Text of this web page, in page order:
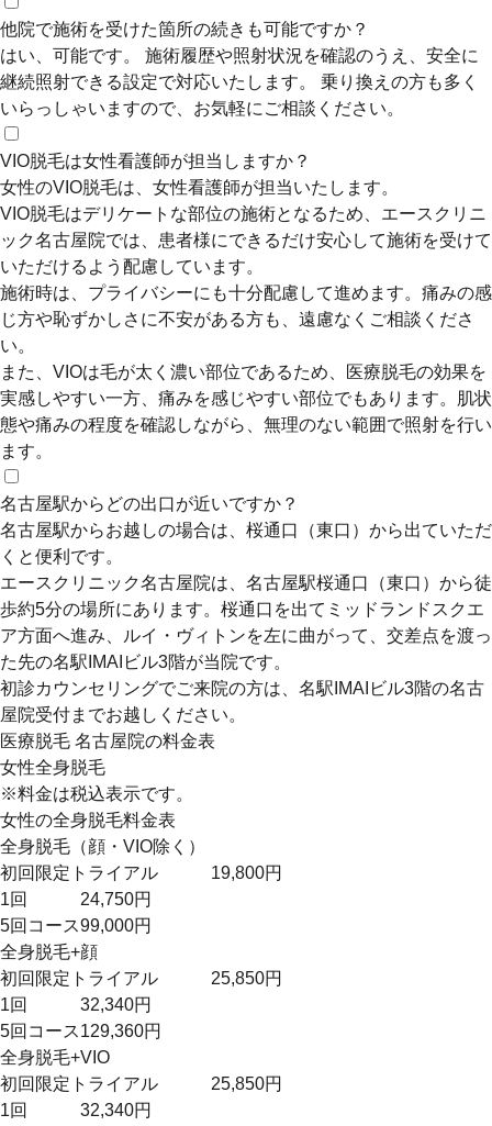
他院で施術を受けた箇所の続きも可能ですか？
はい、可能です。 施術履歴や照射状況を確認のうえ、安全に
継続照射できる設定で対応いたします。 乗り換えの方も多く
いらっしゃいますので、お気軽にご相談ください。
VIO脱毛は女性看護師が担当しますか？
女性のVIO脱毛は、女性看護師が担当いたします。
VIO脱毛はデリケートな部位の施術となるため、エースクリニ
ック名古屋院では、患者様にできるだけ安心して施術を受けて
いただけるよう配慮しています。
施術時は、プライバシーにも十分配慮して進めます。痛みの感
じ方や恥ずかしさに不安がある方も、遠慮なくご相談くださ
い。
また、VIOは毛が太く濃い部位であるため、医療脱毛の効果を
実感しやすい一方、痛みを感じやすい部位でもあります。肌状
態や痛みの程度を確認しながら、無理のない範囲で照射を行い
ます。
名古屋駅からどの出口が近いですか？
名古屋駅からお越しの場合は、桜通口（東口）から出ていただ
くと便利です。
エースクリニック名古屋院は、名古屋駅桜通口（東口）から徒
歩約5分の場所にあります。桜通口を出てミッドランドスクエ
ア方面へ進み、ルイ・ヴィトンを左に曲がって、交差点を渡っ
た先の名駅IMAIビル3階が当院です。
初診カウンセリングでご来院の方は、名駅IMAIビル3階の名古
屋院受付までお越しください。
医療脱毛 名古屋院の料金表
女性全身脱毛
※料金は税込表示です。
女性の全身脱毛料金表
全身脱毛（顔・VIO除く）
初回限定トライアル 19,800円
1回 24,750円
5回コース99,000円
全身脱毛+顔
初回限定トライアル 25,850円
1回 32,340円
5回コース129,360円
全身脱毛+VIO
初回限定トライアル 25,850円
1回 32,340円